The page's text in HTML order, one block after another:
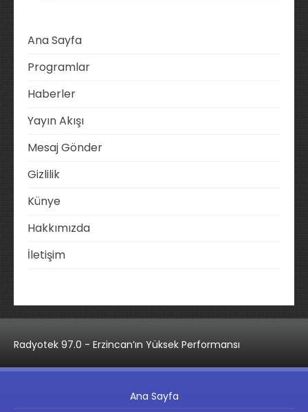
Ana Sayfa
Programlar
Haberler
Yayın Akışı
Mesaj Gönder
Gizlilik
Künye
Hakkımızda
İletişim
Radyotek 97.0 - Erzincan’ın Yüksek Performansı
Ana Sayfa